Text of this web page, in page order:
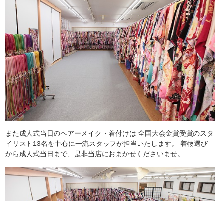
また成人式当日のヘアーメイク・着付けは 全国大会金賞受賞のスタ
イリスト13名を中心に一流スタッフが担当いたします。 着物選び
から成人式当日まで、是非当店におまかせくださいませ。